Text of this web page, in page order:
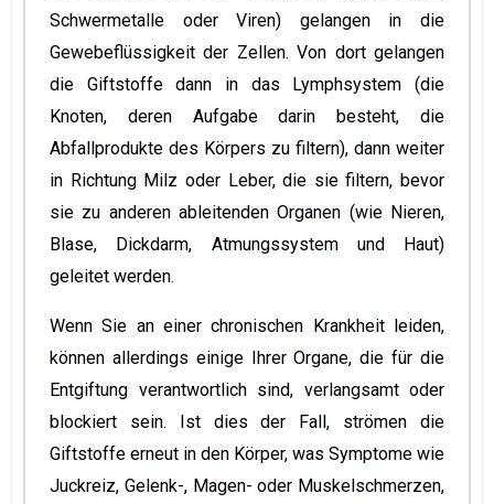
Schwermetalle oder Viren) gelangen in die
Gewebeflüssigkeit der Zellen. Von dort gelangen
die Giftstoffe dann in das Lymphsystem (die
Knoten, deren Aufgabe darin besteht, die
Abfallprodukte des Körpers zu filtern), dann weiter
in Richtung Milz oder Leber, die sie filtern, bevor
sie zu anderen ableitenden Organen (wie Nieren,
Blase, Dickdarm, Atmungssystem und Haut)
geleitet werden.
Wenn Sie an einer chronischen Krankheit leiden,
können allerdings einige Ihrer Organe, die für die
Entgiftung verantwortlich sind, verlangsamt oder
blockiert sein. Ist dies der Fall, strömen die
Giftstoffe erneut in den Körper, was Symptome wie
Juckreiz, Gelenk-, Magen- oder Muskelschmerzen,